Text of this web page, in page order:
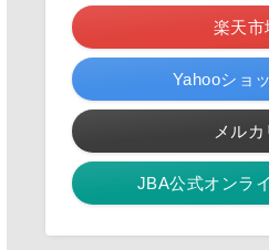
楽天市
Yahooショ
メルカ
JBA公式オンラ